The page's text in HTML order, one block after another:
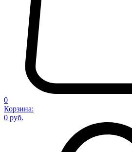
0
Корзина:
0 руб.